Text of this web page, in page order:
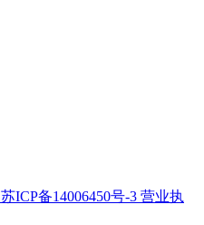
苏ICP备14006450号-3 营业执